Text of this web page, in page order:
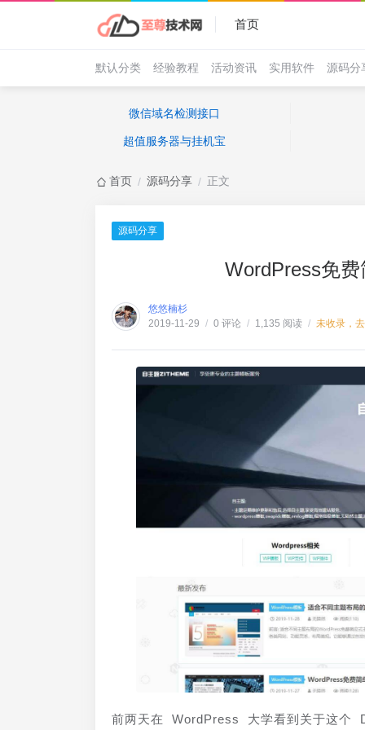
首页
默认分类 经验教程 活动资讯 实用软件 源码分
微信域名检测接口
超值服务器与挂机宝
首页 / 源码分享 / 正文
源码分享
WordPress免
悠悠楠杉
2019-11-29 / 0 评论 / 1,135 阅读 / 未收录，
前两天在 WordPress 大学看到关于这个